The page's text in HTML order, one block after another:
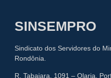
SINSEMPRO
Sindicato dos Servidores do
Rondônia.
R. Tabajara, 1091 – Olaria,